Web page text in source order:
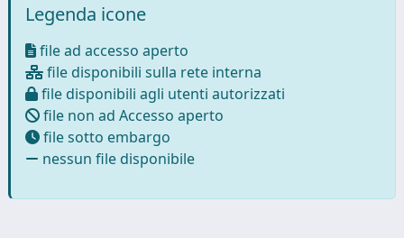
Legenda icone
file ad accesso aperto
file disponibili sulla rete interna
file disponibili agli utenti autorizzati
file non ad Accesso aperto
file sotto embargo
nessun file disponibile